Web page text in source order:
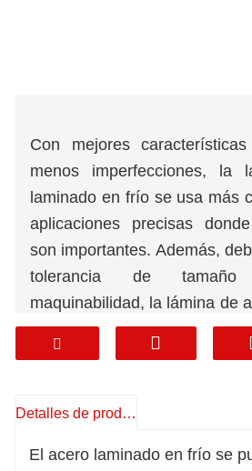
Con mejores
menos imperfecciones, la
laminado en frío se usa más
aplicaciones precisas
son importantes. Además,
tolerancia de
maquinabilidad, la lámina de
fríose utiliza en una
industrias.
Ancho:600-2000 mm
Tolerancia:±1%
Detalles de producto
El acero laminado en frío se